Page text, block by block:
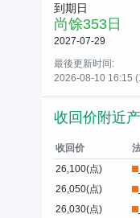
到期日
尚馀353日
2027-07-29
最後更新时间:
2026-08-10 16:15
收回价附近
收回价
26,100(点)
26,050(点)
26,030(点)